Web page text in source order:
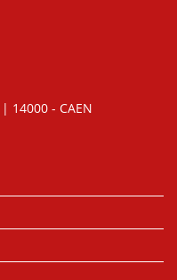
14000 - CAEN